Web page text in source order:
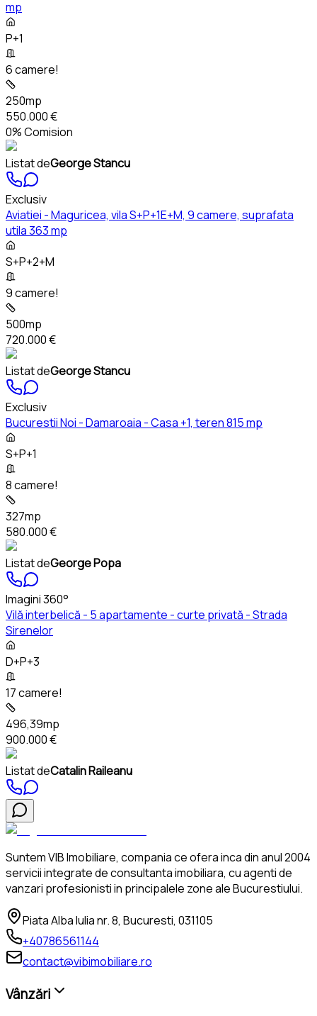
mp
P+1
6 camere!
250mp
550.000 €
0% Comision
Listat deGeorge Stancu
Exclusiv
Aviatiei - Maguricea, vila S+P+1E+M, 9 camere, suprafata
utila 363 mp
S+P+2+M
9 camere!
500mp
720.000 €
Listat deGeorge Stancu
Exclusiv
Bucurestii Noi - Damaroaia - Casa +1, teren 815 mp
S+P+1
8 camere!
327mp
580.000 €
Listat deGeorge Popa
Imagini 360°
Vilă interbelică - 5 apartamente - curte privată - Strada
Sirenelor
D+P+3
17 camere!
496,39mp
900.000 €
Listat deCatalin Raileanu
Suntem VIB Imobiliare, compania ce ofera inca din anul 2004
servicii integrate de consultanta imobiliara, cu agenti de
vanzari profesionisti in principalele zone ale Bucurestiului.
Piata Alba Iulia nr. 8, Bucuresti, 031105
+40786561144
contact@vibimobiliare.ro
Vânzări